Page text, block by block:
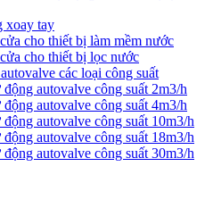
xoay tay
cho thiết bị làm mềm nước
cho thiết bị lọc nước
các loại công suất
động autovalve công suất 2m3/h
động autovalve công suất 4m3/h
động autovalve công suất 10m3/h
động autovalve công suất 18m3/h
động autovalve công suất 30m3/h